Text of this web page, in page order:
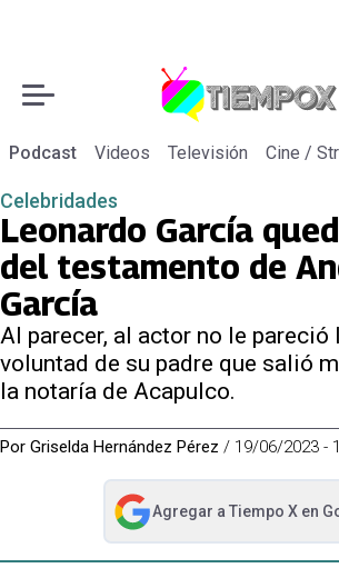
Podcast Videos Televisión Cine /
Celebridades
Leonardo García
del testamento de
García
Al parecer, al actor no le pareció
voluntad de su padre que salió
la notaría de Acapulco.
Por Griselda Hernández Pérez / 19/06/2023 -
Agregar a Tiempo Xen
abre en nueva pestaña